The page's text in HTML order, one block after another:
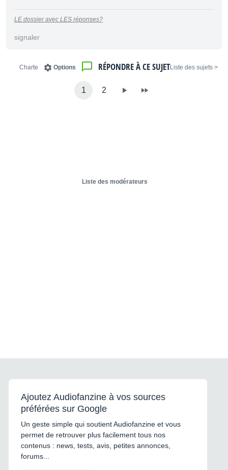
LE dossier avec LES réponses?
signaler
< Liste des sujets
RÉPONDRE À CE SUJET
Options
Charte
1 2
Liste des modérateurs
Ajoutez Audiofanzine à vos sources
préférées sur Google
Un geste simple qui soutient Audiofanzine et vous
permet de retrouver plus facilement tous nos
contenus : news, tests, avis, petites annonces,
forums...